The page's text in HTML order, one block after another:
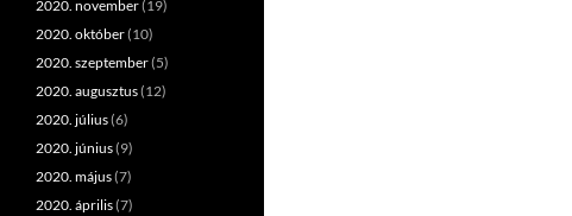
2020. november(19)
2020. október(10)
2020. szeptember(5)
2020. augusztus(12)
2020. július(6)
2020. június(9)
2020. május(7)
2020. április(7)